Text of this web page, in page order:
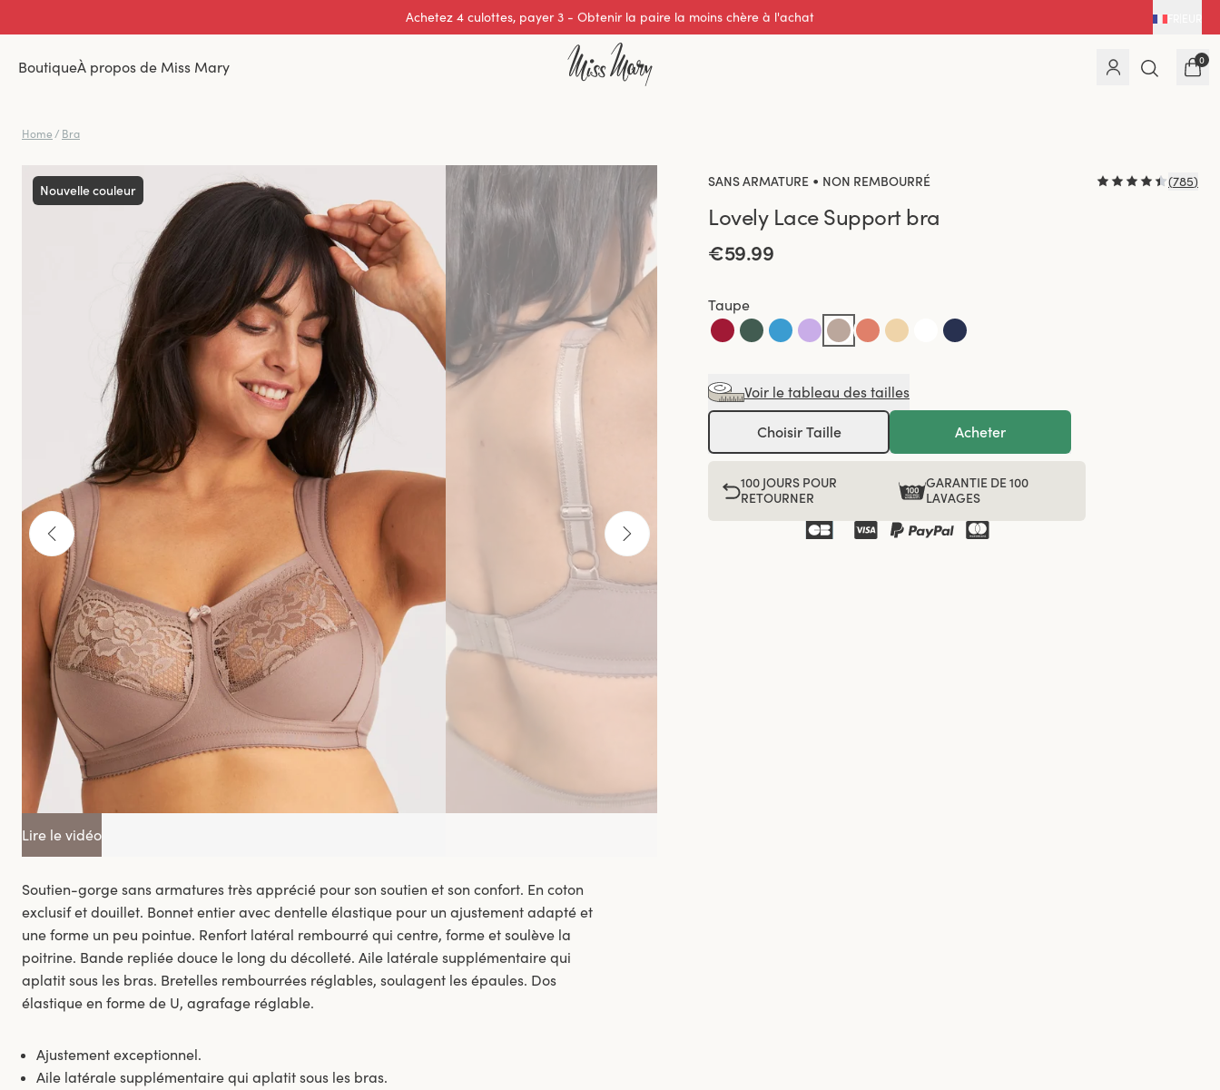
Excellente note de 0 sur 5
BoutiqueÀ propos de Miss Mary 0
Home / Bra
Nouvelle couleur
Lire le vidéo
SANS ARMATURE • NON REMBOURRÉ (785)
Lovely Lace Support bra
€59.99
Taupe
Voir le tableau des tailles
Choisir Taille Acheter
100 JOURS POUR
RETOURNER
GARANTIE DE 100
LAVAGES
Soutien-gorge sans armatures très apprécié pour son soutien et son confort. En coton
exclusif et douillet. Bonnet entier avec dentelle élastique pour un ajustement adapté et
une forme un peu pointue. Renfort latéral rembourré qui centre, forme et soulève la
poitrine. Bande repliée douce le long du décolleté. Aile latérale supplémentaire qui
aplatit sous les bras. Bretelles rembourrées réglables, soulagent les épaules. Dos
élastique en forme de U, agrafage réglable.
Ajustement exceptionnel.
Aile latérale supplémentaire qui aplatit sous les bras.